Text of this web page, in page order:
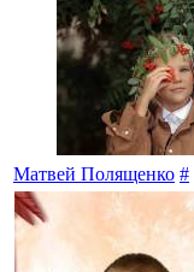
Матвей Полященко #